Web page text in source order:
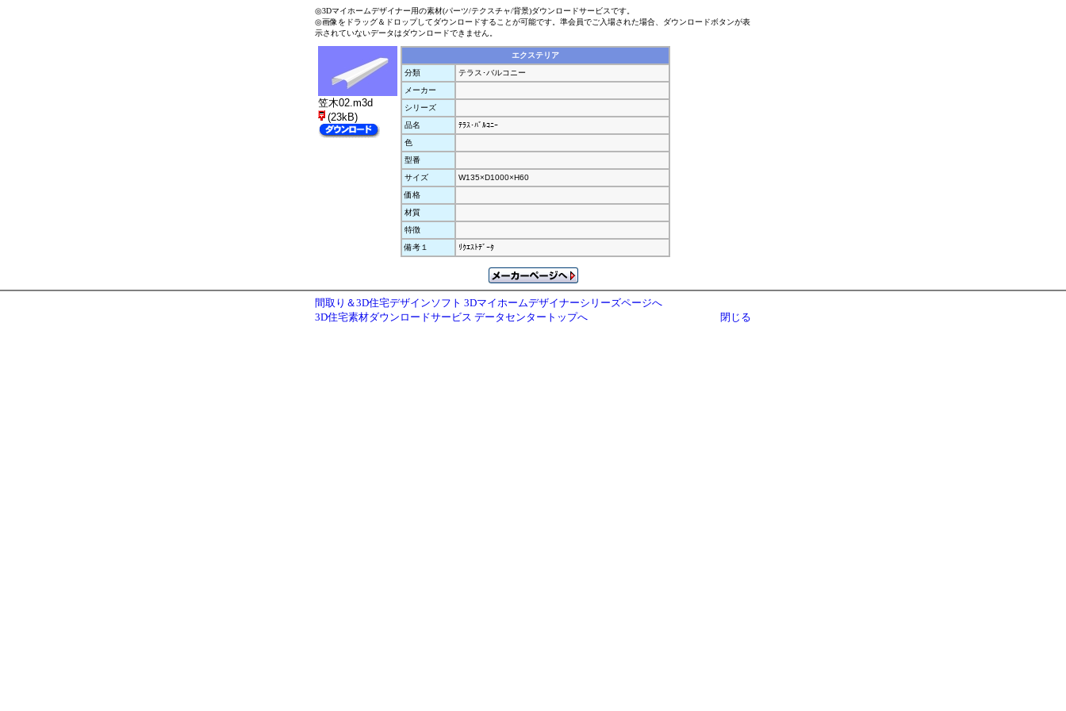
◎3Dマイホームデザイナー用の素材(パーツ/テクスチャ/背景)ダウンロードサービスです。
◎画像をドラッグ＆ドロップしてダウンロードすることが可能です。準会員でご入場された場合、ダウンロードボタンが表
示されていないデータはダウンロードできません。
笠木02.m3d
(23kB)
エクステリア
分類
テラス･バルコニー
メーカー
シリーズ
品名
ﾃﾗｽ･ﾊﾞﾙｺﾆｰ
色
型番
サイズ
W135×D1000×H60
価格
材質
特徴
備考１
ﾘｸｴｽﾄﾃﾞｰﾀ
間取り＆3D住宅デザインソフト 3Dマイホームデザイナーシリーズページへ
3D住宅素材ダウンロードサービス データセンタートップへ
閉じる